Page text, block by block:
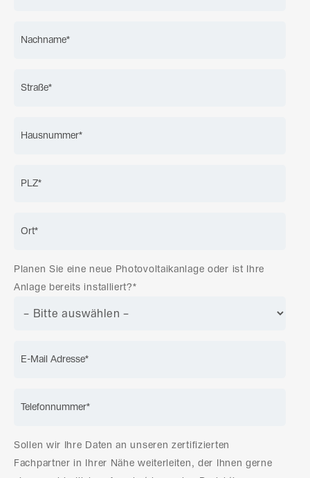
Planen Sie eine neue Photovoltaikanlage oder ist Ihre
Anlage bereits installiert?*
Sollen wir Ihre Daten an unseren zertifizierten
Fachpartner in Ihrer Nähe weiterleiten, der Ihnen gerne